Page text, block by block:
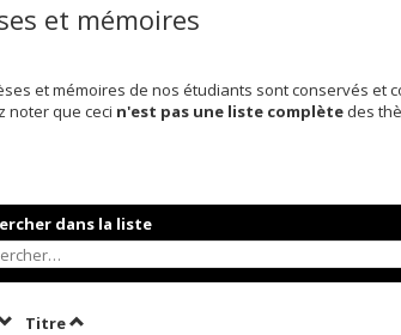
et mémoires
et mémoires de nos étudiants sont conservés et
noter que ceci n'est pas une liste complète des
dans la liste
par date en ordre croissant
TitreTrier par titre en ordre croissant